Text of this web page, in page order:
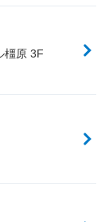
橿原 3F